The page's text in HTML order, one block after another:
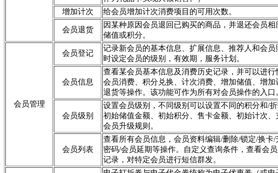
增加计次
给会员增加计次消费项目的可用次数。
会员退货
因某种原因会员退回已购买的商品，并退还会员相
储值或积分。
会员管理
会员登记
记录新会员的基本信息、扩展信息、推荐人和会员
时设定会员的级别，有效期，服务计划。
会员信息
查看某会员基本信息及消费历史记录，并可以进行
会员消费、积分兑换、计次消费、增加储值、增加
退货等操作。该功能可作为所有对会员操作的入口
会员级别
设置会员级别，不同级别可以设置不同的积分和/折
初始储值金额、初始积分、售卡金额、初始计次、
会员升级规则。
会员列表
查看所有会员信息，会员资料编辑/删除/锁定/换卡/
密码/会员延期等操作。自定义查询条件，查看会
记录，对特定会员进行短信群发。